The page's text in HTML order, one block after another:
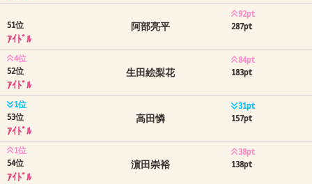
51位
ｱｲﾄﾞﾙ
阿部亮平
92pt
287pt
4位
52位
ｱｲﾄﾞﾙ
生田絵梨花
84pt
183pt
1位
53位
ｱｲﾄﾞﾙ
高田憐
31pt
157pt
1位
54位
ｱｲﾄﾞﾙ
濵田崇裕
38pt
138pt